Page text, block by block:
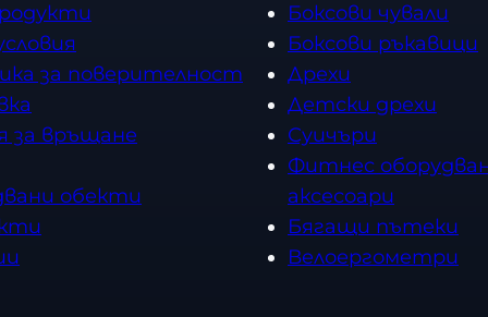
за поверителност
за връщане
обекти
Боксови чували
Боксови ръкавици
Дрехи
Детски дрехи
Суичъри
Фитнес
аксесоари
Бягащи пътеки
Велоергометри